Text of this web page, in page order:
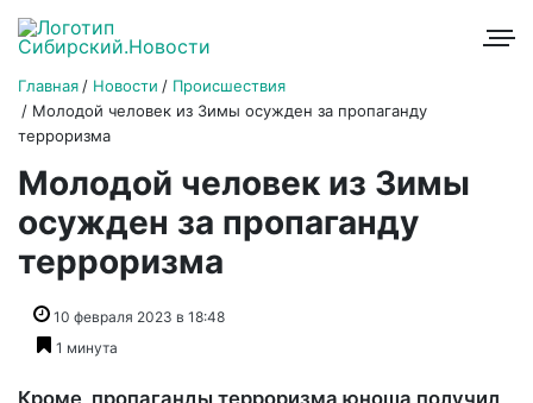
Главная Новости
Происшествия
Молодой человек из Зимы осужден за пропаганду
терроризма
Молодой человек из Зимы
осужден за пропаганду
терроризма
10 февраля 2023 в 18:48
1 минута
Кроме пропаганды терроризма юноша получил